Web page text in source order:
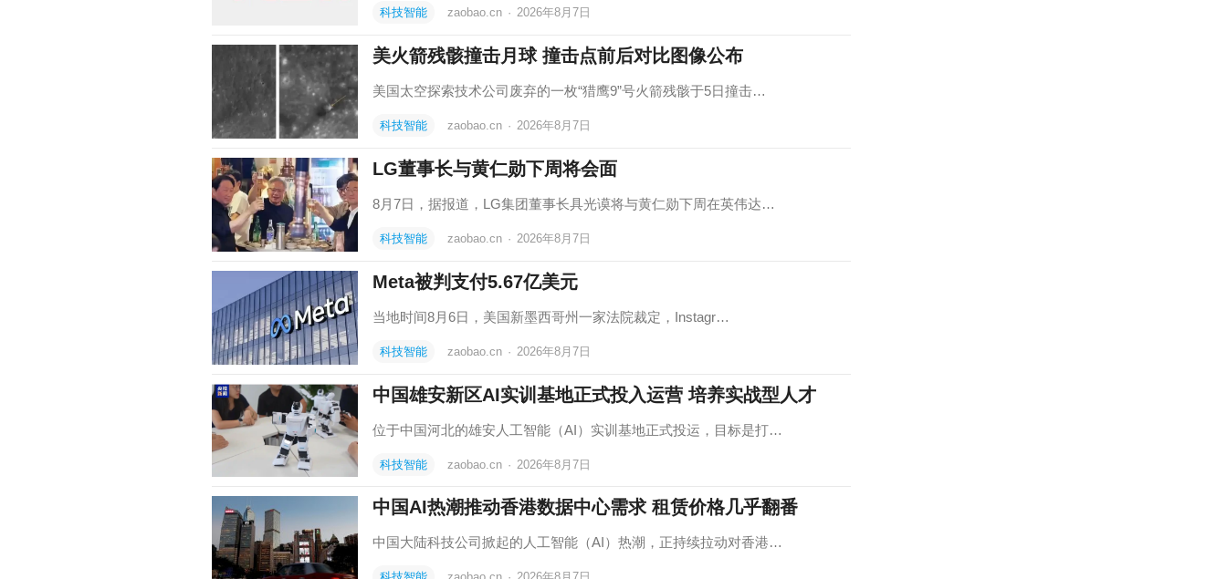
科技智能 zaobao.cn · 2026年8月7日
美火箭残骸撞击月球 撞击点前后对比图像公布
美国太空探索技术公司废弃的一枚“猎鹰9”号火箭残骸于5日撞击…
科技智能 zaobao.cn · 2026年8月7日
LG董事长与黄仁勋下周将会面
8月7日，据报道，LG集团董事长具光谟将与黄仁勋下周在英伟达…
科技智能 zaobao.cn · 2026年8月7日
Meta被判支付5.67亿美元
当地时间8月6日，美国新墨西哥州一家法院裁定，Instagr…
科技智能 zaobao.cn · 2026年8月7日
中国雄安新区AI实训基地正式投入运营 培养实战型人才
位于中国河北的雄安人工智能（AI）实训基地正式投运，目标是打…
科技智能 zaobao.cn · 2026年8月7日
中国AI热潮推动香港数据中心需求 租赁价格几乎翻番
中国大陆科技公司掀起的人工智能（AI）热潮，正持续拉动对香港…